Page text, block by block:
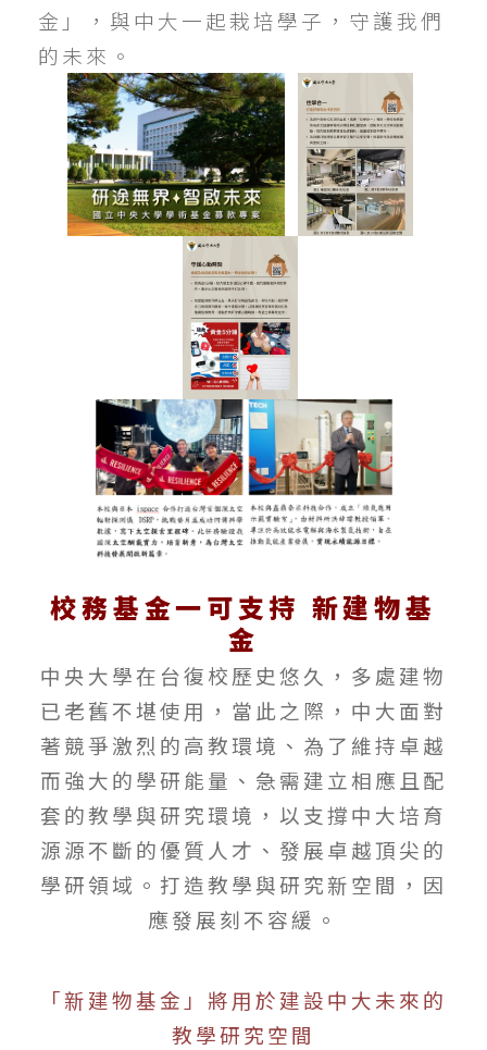
金」，與中大一起栽培學子，守護我們
的未來。
校務基金一可支持 新建物基
金
中央大學在台復校歷史悠久，多處建物
已老舊不堪使用，當此之際，中大面對
著競爭激烈的高教環境、為了維持卓越
而強大的學研能量、急需建立相應且配
套的教學與研究環境，以支撐中大培育
源源不斷的優質人才、發展卓越頂尖的
學研領域。打造教學與研究新空間，因
應發展刻不容緩。
「新建物基金」將用於建設中大未來的
教學研究空間